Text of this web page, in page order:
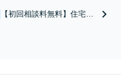
ら、将来の生活を見据
えた解決案をご提案し
【初回相談料無料】住宅・
ト！【全国対応可】豊富な